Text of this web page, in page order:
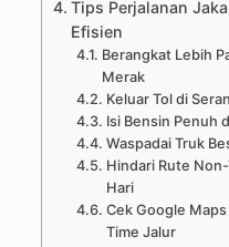
Tips Perjalanan
Efisien
Berangkat Lebih
Merak
Keluar Tol di
Isi Bensin Penuh
Waspadai Truk
Hindari Rute
Hari
Cek Google
Time Jalur